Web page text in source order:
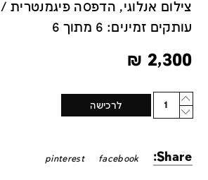
צילום אנלוגי, הדפסה פיגמנטרית / 40x27 ס''מ
עותקים זמינים: 6 מתוך 6
2,300
₪
Quantity
לרכישה
Share:
facebook
pinterest